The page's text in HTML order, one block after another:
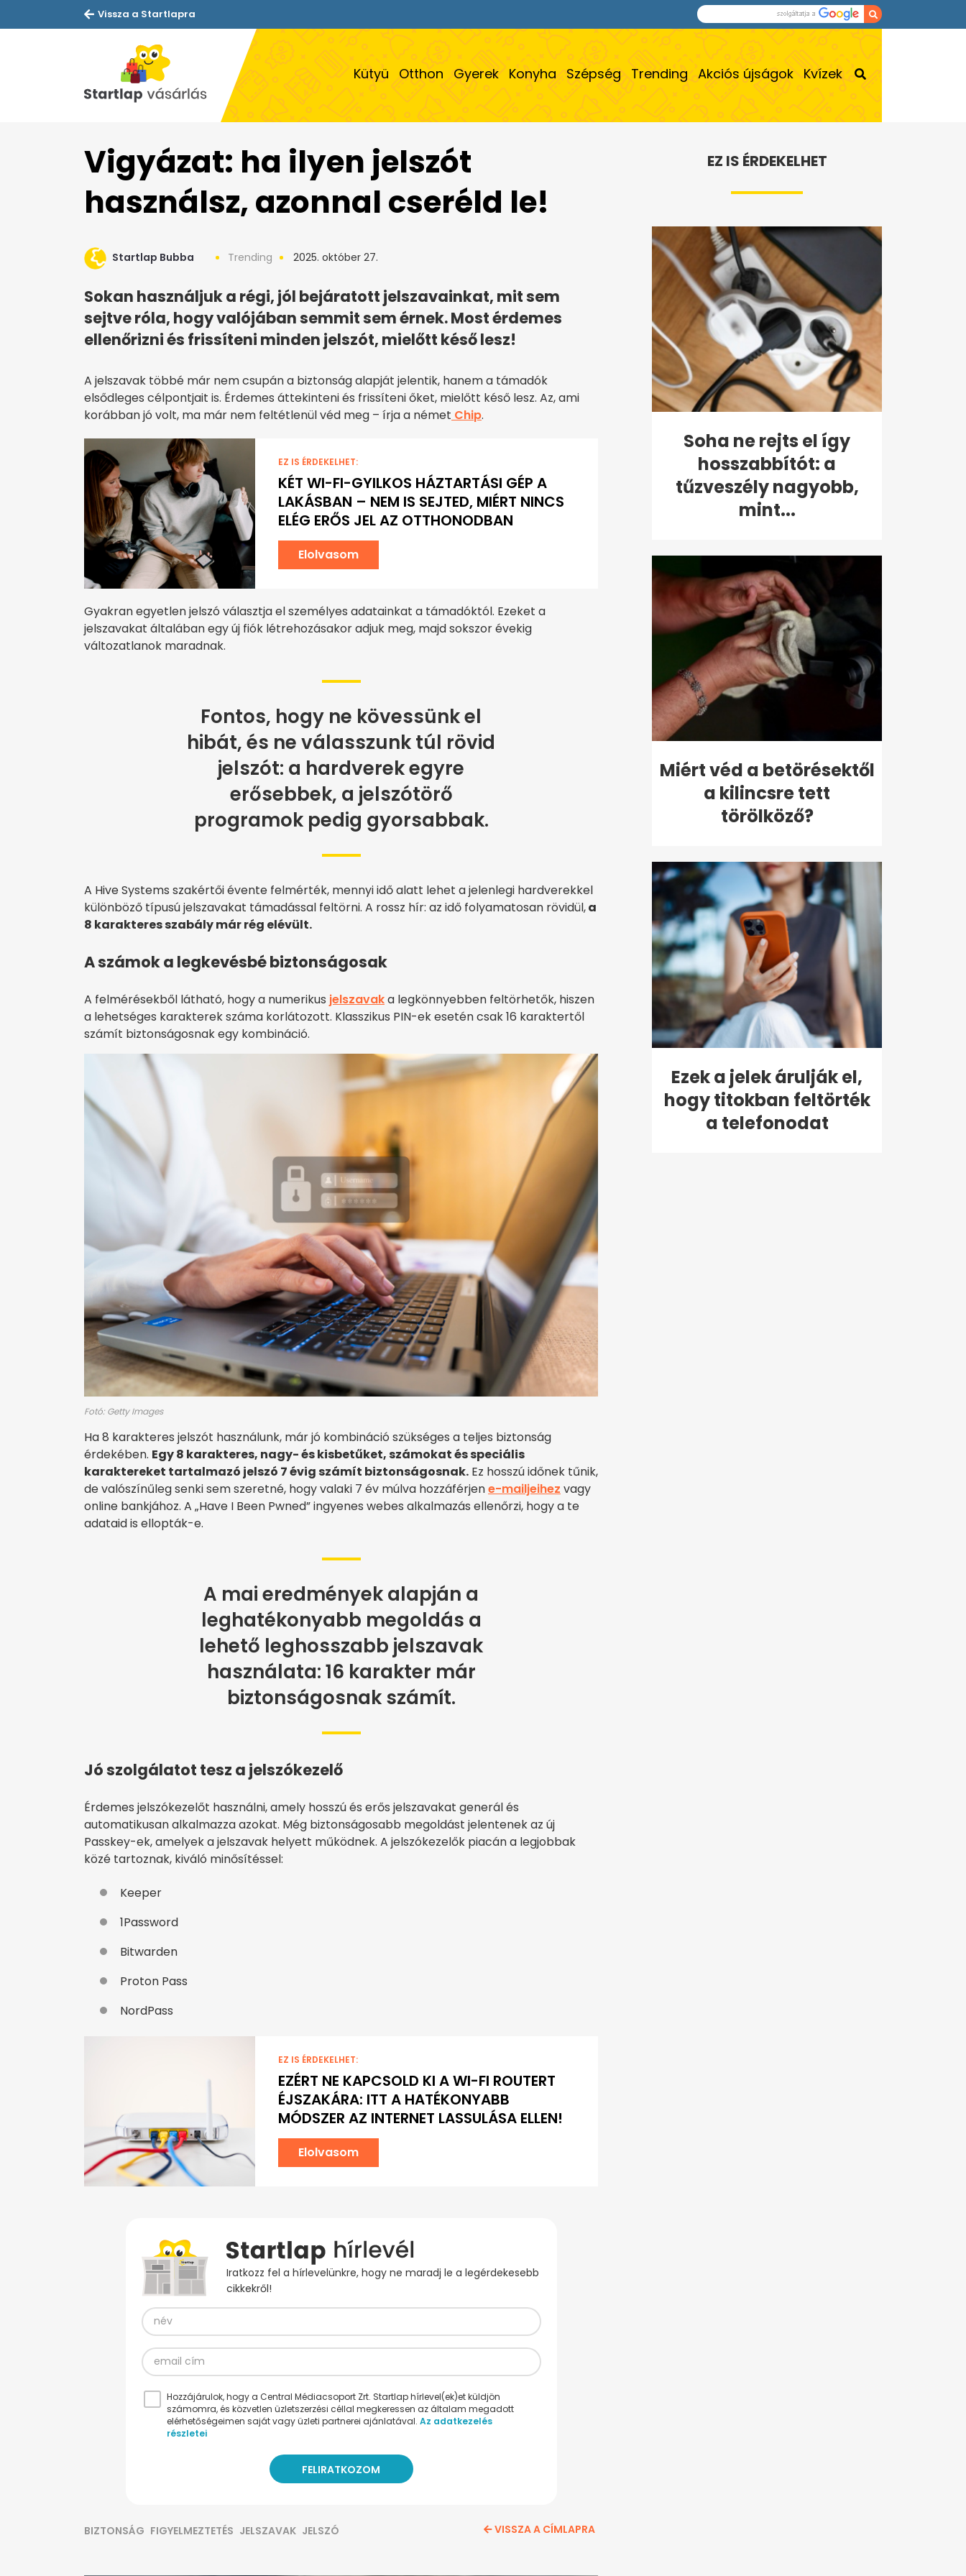
Vissza a Startlapra
Kütyü Otthon Gyerek Konyha Szépség Trending Akciós újságok Kvízek
Vigyázat: ha ilyen jelszót
használsz, azonnal cseréld le!
Startlap Bubba Trending 2025. október 27.
Sokan használjuk a régi, jól bejáratott jelszavainkat, mit sem
sejtve róla, hogy valójában semmit sem érnek. Most érdemes
ellenőrizni és frissíteni minden jelszót, mielőtt késő lesz!
A jelszavak többé már nem csupán a biztonság alapját jelentik, hanem a támadók
elsődleges célpontjait is. Érdemes áttekinteni és frissíteni őket, mielőtt késő lesz. Az, ami
korábban jó volt, ma már nem feltétlenül véd meg – írja a német Chip.
EZ IS ÉRDEKELHET:
KÉT WI-FI-GYILKOS HÁZTARTÁSI GÉP A
LAKÁSBAN – NEM IS SEJTED, MIÉRT NINCS
ELÉG ERŐS JEL AZ OTTHONODBAN
Elolvasom
Gyakran egyetlen jelszó választja el személyes adatainkat a támadóktól. Ezeket a
jelszavakat általában egy új fiók létrehozásakor adjuk meg, majd sokszor évekig
változatlanok maradnak.
Fontos, hogy ne kövessünk el
hibát, és ne válasszunk túl rövid
jelszót: a hardverek egyre
erősebbek, a jelszótörő
programok pedig gyorsabbak.
A Hive Systems szakértői évente felmérték, mennyi idő alatt lehet a jelenlegi hardverekkel
különböző típusú jelszavakat támadással feltörni. A rossz hír: az idő folyamatosan rövidül,a
8 karakteres szabály már rég elévült.
A számok a legkevésbé biztonságosak
A felmérésekből látható, hogy a numerikus jelszavaka legkönnyebben feltörhetők, hiszen
a lehetséges karakterek száma korlátozott. Klasszikus PIN-ek esetén csak 16 karaktertől
számít biztonságosnak egy kombináció.
Fotó: Getty Images
Ha 8 karakteres jelszót használunk, már jó kombináció szükséges a teljes biztonság
érdekében. Egy 8 karakteres, nagy- és kisbetűket, számokat és speciális
karaktereket tartalmazó jelszó 7 évig számít biztonságosnak. Ez hosszú időnek tűnik,
de valószínűleg senki sem szeretné, hogy valaki 7 év múlva hozzáférjene-mailjeihez vagy
online bankjához. A „Have I Been Pwned” ingyenes webes alkalmazás ellenőrzi, hogy a te
adataid is ellopták-e.
A mai eredmények alapján a
leghatékonyabb megoldás a
lehető leghosszabb jelszavak
használata: 16 karakter már
biztonságosnak számít.
Jó szolgálatot tesz a jelszókezelő
Érdemes jelszókezelőt használni, amely hosszú és erős jelszavakat generál és
automatikusan alkalmazza azokat. Még biztonságosabb megoldást jelentenek az új
Passkey-ek, amelyek a jelszavak helyett működnek. A jelszókezelők piacán a legjobbak
közé tartoznak, kiváló minősítéssel:
Keeper
1Password
Bitwarden
Proton Pass
NordPass
EZ IS ÉRDEKELHET:
EZÉRT NE KAPCSOLD KI A WI-FI ROUTERT
ÉJSZAKÁRA: ITT A HATÉKONYABB
MÓDSZER AZ INTERNET LASSULÁSA ELLEN!
Elolvasom
Iratkozz fel a hírlevelünkre, hogy ne maradj le a legérdekesebb
cikkekről!
Hozzájárulok, hogy a Central Médiacsoport Zrt. Startlap hírlevel(ek)et küldjön
számomra, és közvetlen üzletszerzési céllal megkeressen az általam megadott
elérhetőségeimen saját vagy üzleti partnerei ajánlatával. Az adatkezelés
részletei
BIZTONSÁG FIGYELMEZTETÉS JELSZAVAK JELSZÓ VISSZA A CÍMLAPRA
EZ IS ÉRDEKELHET
Soha ne rejts el így
hosszabbítót: a
tűzveszély nagyobb,
mint...
Miért véd a betörésektől
a kilincsre tett
törölköző?
Ezek a jelek árulják el,
hogy titokban feltörték
a telefonodat